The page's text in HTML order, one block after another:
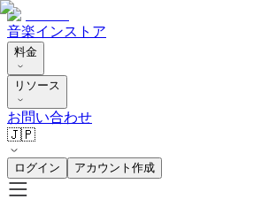
音楽インストア
料金
リソース
お問い合わせ
🇯🇵
ログイン アカウント作成